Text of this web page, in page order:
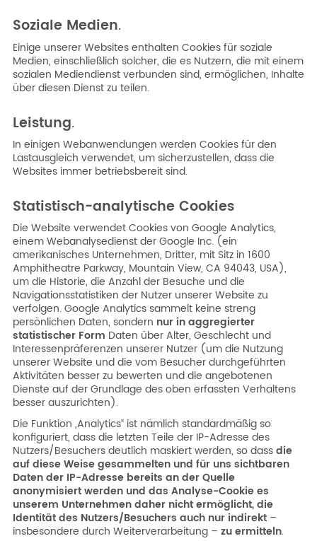
Soziale Medien.
Einige unserer Websites enthalten Cookies für soziale
Medien, einschließlich solcher, die es Nutzern, die mit einem
sozialen Mediendienst verbunden sind, ermöglichen, Inhalte
über diesen Dienst zu teilen.
Leistung.
In einigen Webanwendungen werden Cookies für den
Lastausgleich verwendet, um sicherzustellen, dass die
Websites immer betriebsbereit sind.
Statistisch-analytische Cookies
Die Website verwendet Cookies von Google Analytics,
einem Webanalysedienst der Google Inc. (ein
amerikanisches Unternehmen, Dritter, mit Sitz in 1600
Amphitheatre Parkway, Mountain View, CA 94043, USA),
um die Historie, die Anzahl der Besuche und die
Navigationsstatistiken der Nutzer unserer Website zu
verfolgen. Google Analytics sammelt keine streng
persönlichen Daten, sondern nur in aggregierter
statistischer Form Daten über Alter, Geschlecht und
Interessenpräferenzen unserer Nutzer (um die Nutzung
unserer Website und die vom Besucher durchgeführten
Aktivitäten besser zu bewerten und die angebotenen
Dienste auf der Grundlage des oben erfassten Verhaltens
besser auszurichten).
Die Funktion „Analytics“ ist nämlich standardmäßig so
konfiguriert, dass die letzten Teile der IP-Adresse des
Nutzers/Besuchers deutlich maskiert werden, so dassdie
auf diese Weise gesammelten und für uns sichtbaren
Daten der IP-Adresse bereits an der Quelle
anonymisiert werden und das Analyse-Cookie es
unserem Unternehmen daher nicht ermöglicht, die
Identität des Nutzers/Besuchers auch nur indirekt –
insbesondere durch Weiterverarbeitung – zu ermitteln.